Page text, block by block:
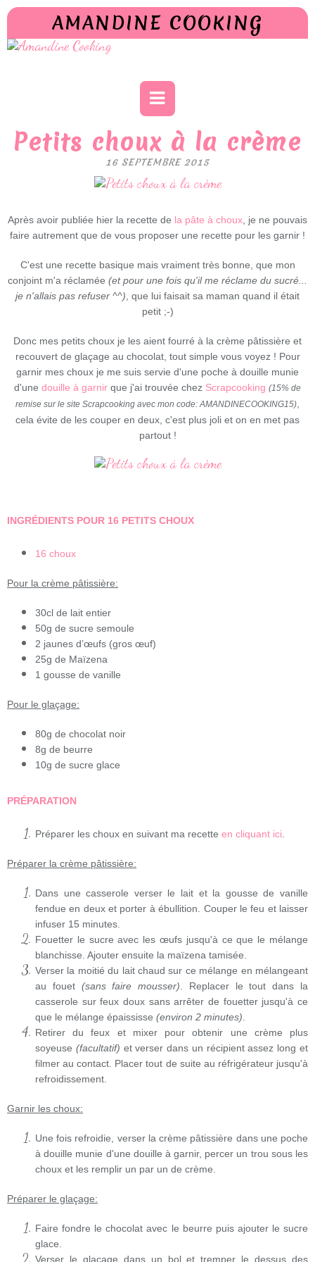
AMANDINE COOKING
Petits choux à la crème
16 SEPTEMBRE 2015
Après avoir publiée hier la recette de la pâte à choux , je ne pouvais
faire autrement que de vous proposer une recette pour les garnir !
C'est une recette basique mais vraiment très bonne, que mon
conjoint m'a réclamée (et pour une fois qu'il me réclame du sucré...
je n'allais pas refuser ^^) , que lui faisait sa maman quand il était
petit ;-)
Donc mes petits choux je les aient fourré à la crème pâtissière et
recouvert de glaçage au chocolat, tout simple vous voyez ! Pour
garnir mes choux je me suis servie d'une poche à douille munie
d'une douille à garnir que j'ai trouvée chez Scrapcooking (15% de
remise sur le site Scrapcooking avec mon code: AMANDINECOOKING15)
cela évite de les couper en deux, c'est plus joli et on en met pas
partout !
INGRÉDIENTS POUR 16 PETITS CHOUX
16 choux
Pour la crème pâtissière:
30cl de lait entier
50g de sucre semoule
2 jaunes d’œufs (gros œuf)
25g de Maïzena
1 gousse de vanille
Pour le glaçage:
80g de chocolat noir
8g de beurre
10g de sucre glace
PRÉPARATION
Préparer les choux en suivant ma recette en cliquant ici
Préparer la crème pâtissière:
Dans une casserole verser le lait et la gousse de vanille
fendue en deux et porter à ébullition. Couper le feu et laisser
infuser 15 minutes.
Fouetter le sucre avec les œufs jusqu'à ce que le mélange
blanchisse. Ajouter ensuite la maïzena tamisée.
Verser la moitié du lait chaud sur ce mélange en mélangeant
au fouet (sans faire mousser) . Replacer le tout dans la
casserole sur feux doux sans arrêter de fouetter jusqu'à ce
que le mélange épaississe (environ 2 minutes)
Retirer du feux et mixer pour obtenir une crème plus
soyeuse (facultatif) et verser dans un récipient assez long et
filmer au contact. Placer tout de suite au réfrigérateur jusqu'à
refroidissement.
Garnir les choux:
Une fois refroidie, verser la crème pâtissière dans une poche
à douille munie d'une douille à garnir, percer un trou sous les
choux et les remplir un par un de crème.
Préparer le glaçage:
Faire fondre le chocolat avec le beurre puis ajouter le sucre
glace.
Verser le glaçage dans un bol et tremper le dessus des